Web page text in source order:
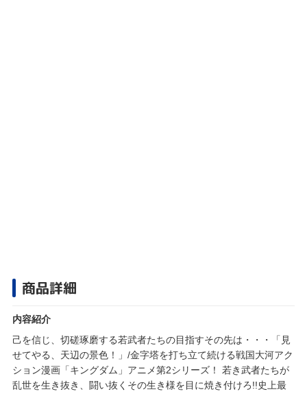
商品詳細
内容紹介
己を信じ、切磋琢磨する若武者たちの目指すその先は・・・「見
せてやる、天辺の景色！」/金字塔を打ち立て続ける戦国大河アク
ション漫画「キングダム」アニメ第2シリーズ！ 若き武者たちが
乱世を生き抜き、闘い抜くその生き様を目に焼き付けろ!!史上最